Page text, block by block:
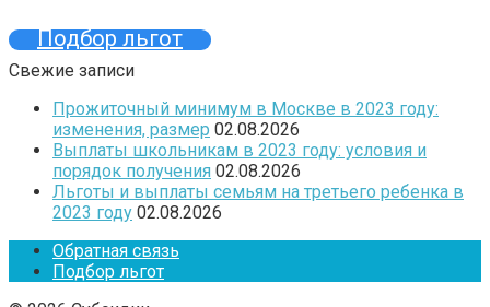
Подбор льгот
Свежие записи
Прожиточный минимум в Москве в 2023 году:
изменения, размер 02.08.2026
Выплаты школьникам в 2023 году: условия и
порядок получения 02.08.2026
Льготы и выплаты семьям на третьего ребенка в
2023 году 02.08.2026
Обратная связь
Подбор льгот